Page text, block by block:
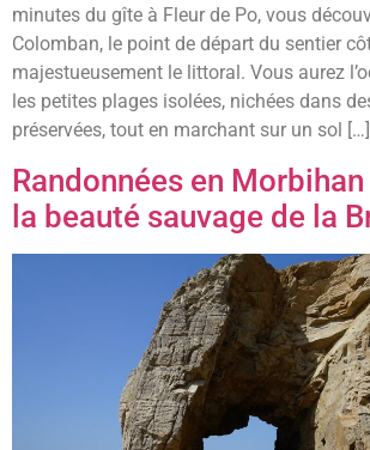
minutes du gîte à Fleur de Po, vous
Colomban, le point de départ du sentier
majestueusement le littoral. Vous aurez
les petites plages isolées, nichées dans
préservées, tout en marchant sur un sol […]
Randonnées en
la beauté sauvage de la